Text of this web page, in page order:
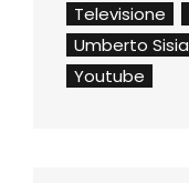
Televisione
Umberto Sisia
Youtube